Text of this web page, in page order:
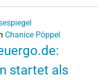
Chanice Pöppel
startet als